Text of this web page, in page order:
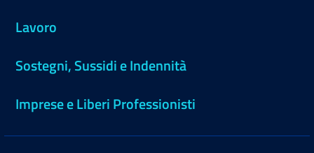
Lavoro
Sostegni, Sussidi e Indennità
Imprese e Liberi Professionisti